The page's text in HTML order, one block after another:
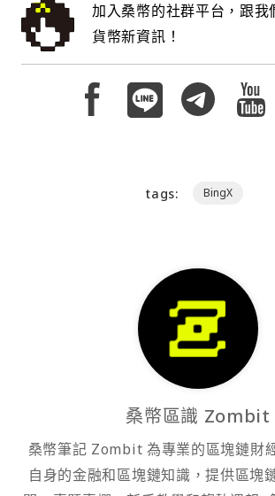
加入桑幣的社群平台，跟我
貨幣新資訊！
tags: BingX
桑幣區識 Zombit
桑幣筆記 Zombit 為專業的區塊鏈財
自身的金融和區塊鏈知識，提供區塊